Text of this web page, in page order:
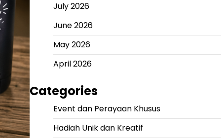
July 2026
June 2026
May 2026
April 2026
Categories
Event dan Perayaan Khusus
Hadiah Unik dan Kreatif